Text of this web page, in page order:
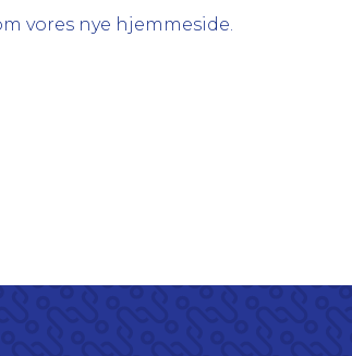
vores nye hjemmeside.